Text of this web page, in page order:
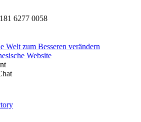
6277 0058
Welt zum Besseren verändern
Website